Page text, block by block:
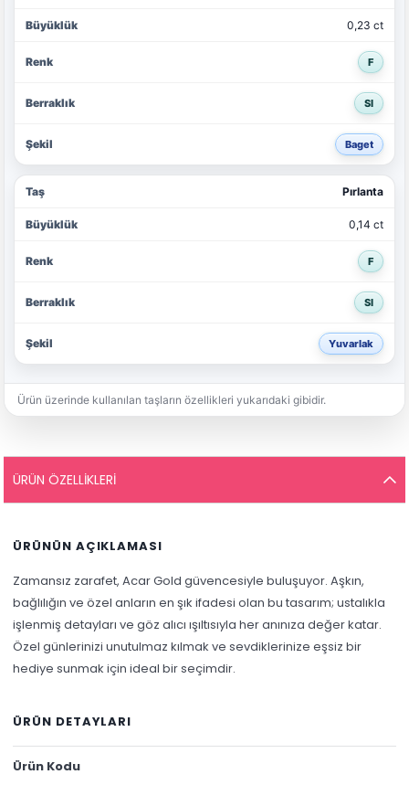
0,23 ct
F
SI
Baget
Pırlanta
0,14 ct
F
SI
Yuvarlak
Ürün üzerinde kullanılan taşların özellikleri yukarıdaki gibidir.
ÜRÜN ÖZELLIKLERI
ÜRÜNÜN AÇIKLAMASI
Zamansız zarafet, Acar Gold güvencesiyle buluşuyor. Aşkın,
bağlılığın ve özel anların en şık ifadesi olan bu tasarım; ustalıkla
işlenmiş detayları ve göz alıcı ışıltısıyla her anınıza değer katar.
Özel günlerinizi unutulmaz kılmak ve sevdiklerinize eşsiz bir
hediye sunmak için ideal bir seçimdir.
ÜRÜN DETAYLARI
Ürün Kodu